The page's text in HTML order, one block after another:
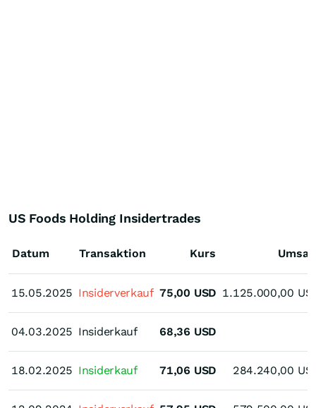
US Foods Holding Insidertrades
Datum
15.05.2025
04.03.2025
18.02.2025
Transaktion Kurs
15.05.2025 Insiderverkauf 75,00 USD 1.125.000,00
04.03.2025 Insiderkauf 68,36 USD
18.02.2025 Insiderkauf 71,06 USD 284.240,00